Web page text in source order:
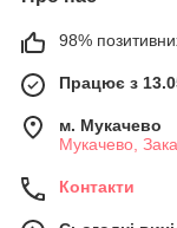
98%
Працює з
м. Мукачево
Мукачево,
Контакти